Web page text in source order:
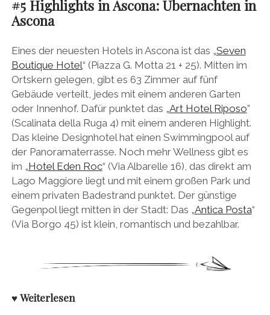
#5 Highlights in Ascona: Übernachten in
Ascona
Eines der neuesten Hotels in Ascona ist das „Seven
Boutique Hotel“ (Piazza G. Motta 21 + 25). Mitten im
Ortskern gelegen, gibt es 63 Zimmer auf fünf
Gebäude verteilt, jedes mit einem anderen Garten
oder Innenhof. Dafür punktet das „Art Hotel Riposo”
(Scalinata della Ruga 4) mit einem anderen Highlight.
Das kleine Designhotel hat einen Swimmingpool auf
der Panoramaterrasse. Noch mehr Wellness gibt es
im „Hotel Eden Roc“ (Via Albarelle 16), das direkt am
Lago Maggiore liegt und mit einem großen Park und
einem privaten Badestrand punktet. Der günstige
Gegenpol liegt mitten in der Stadt: Das „Antica Posta“
(Via Borgo 45) ist klein, romantisch und bezahlbar.
♥Weiterlesen